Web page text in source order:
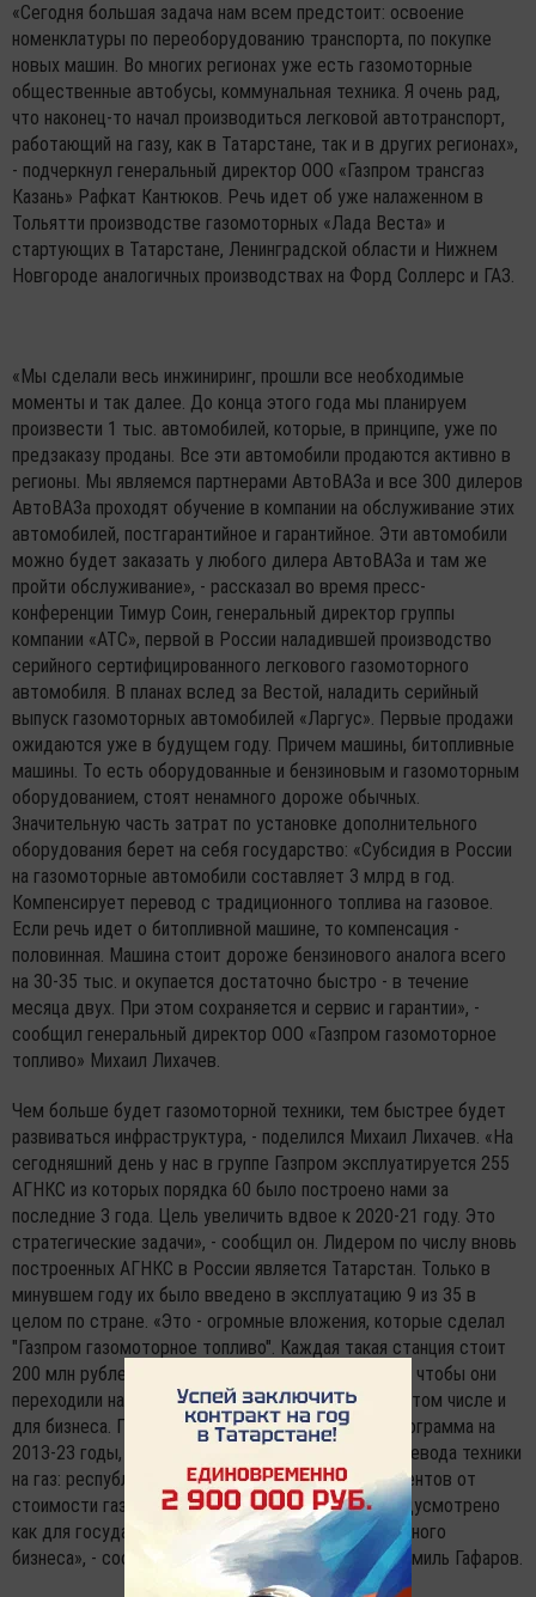
«Сегодня большая задача нам всем предстоит: освоение
номенклатуры по переоборудованию транспорта, по покупке
новых машин. Во многих регионах уже есть газомоторные
общественные автобусы, коммунальная техника. Я очень рад,
что наконец-то начал производиться легковой автотранспорт,
работающий на газу, как в Татарстане, так и в других регионах»,
- подчеркнул генеральный директор ООО «Газпром трансгаз
Казань» Рафкат Кантюков. Речь идет об уже налаженном в
Тольятти производстве газомоторных «Лада Веста» и
стартующих в Татарстане, Ленинградской области и Нижнем
Новгороде аналогичных производствах на Форд Соллерс и ГАЗ.
«Мы сделали весь инжиниринг, прошли все необходимые
моменты и так далее. До конца этого года мы планируем
произвести 1 тыс. автомобилей, которые, в принципе, уже по
предзаказу проданы. Все эти автомобили продаются активно в
регионы. Мы являемся партнерами АвтоВАЗа и все 300 дилеров
АвтоВАЗа проходят обучение в компании на обслуживание этих
автомобилей, постгарантийное и гарантийное. Эти автомобили
можно будет заказать у любого дилера АвтоВАЗа и там же
пройти обслуживание», - рассказал во время пресс-
конференции Тимур Соин, генеральный директор группы
компании «АТС», первой в России наладившей производство
серийного сертифицированного легкового газомоторного
автомобиля. В планах вслед за Вестой, наладить серийный
выпуск газомоторных автомобилей «Ларгус». Первые продажи
ожидаются уже в будущем году. Причем машины, битопливные
машины. То есть оборудованные и бензиновым и газомоторным
оборудованием, стоят ненамного дороже обычных.
Значительную часть затрат по установке дополнительного
оборудования берет на себя государство: «Субсидия в России
на газомоторные автомобили составляет 3 млрд в год.
Компенсирует перевод с традиционного топлива на газовое.
Если речь идет о битопливной машине, то компенсация -
половинная. Машина стоит дороже бензинового аналога всего
на 30-35 тыс. и окупается достаточно быстро - в течение
месяца двух. При этом сохраняется и сервис и гарантии», -
сообщил генеральный директор ООО «Газпром газомоторное
топливо» Михаил Лихачев.
Чем больше будет газомоторной техники, тем быстрее будет
развиваться инфраструктура, - поделился Михаил Лихачев. «На
сегодняшний день у нас в группе Газпром эксплуатируется 255
АГНКС из которых порядка 60 было построено нами за
последние 3 года. Цель увеличить вдвое к 2020-21 году. Это
стратегические задачи», - сообщил он. Лидером по числу вновь
построенных АГНКС в России является Татарстан. Только в
минувшем году их было введено в эксплуатацию 9 из 35 в
целом по стране. «Это - огромные вложения, которые сделал
"Газпром газомоторное топливо". Каждая такая станция стоит
200 млн рублей. Можно долго уговаривать людей, чтобы они
переходили на газ, но нужно создавать условия. В том числе и
для бизнеса. Президентом Татарстана принята программа на
2013-23 годы, где предусмотрены механизмы перевода техники
на газ: республика компенсирует порядка 30 процентов от
стоимости газоболонного оборудования. Это предусмотрено
как для государственного сектора, так и для частного
бизнеса», - сообщил вице-премьер Татарстана Шамиль Гафаров.